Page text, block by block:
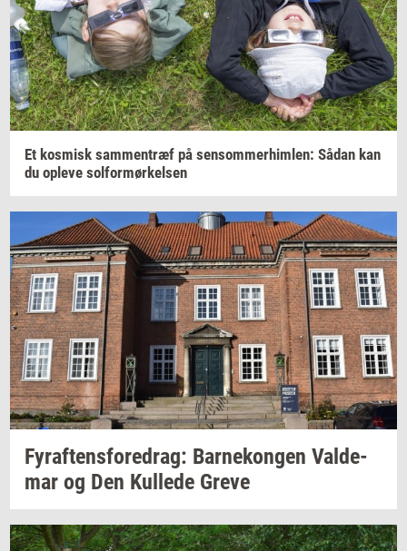
Et kos­misk sam­men­træf på sen­som­mer­him­len: Sådan kan
du op­le­ve sol­for­mør­kel­sen
Fyraf­tens­fored­rag: Bar­ne­kon­gen Val­de­
mar og Den Kul­le­de Greve